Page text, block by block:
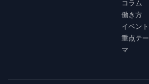
コラム
働き方
イベント
重点テー
マ